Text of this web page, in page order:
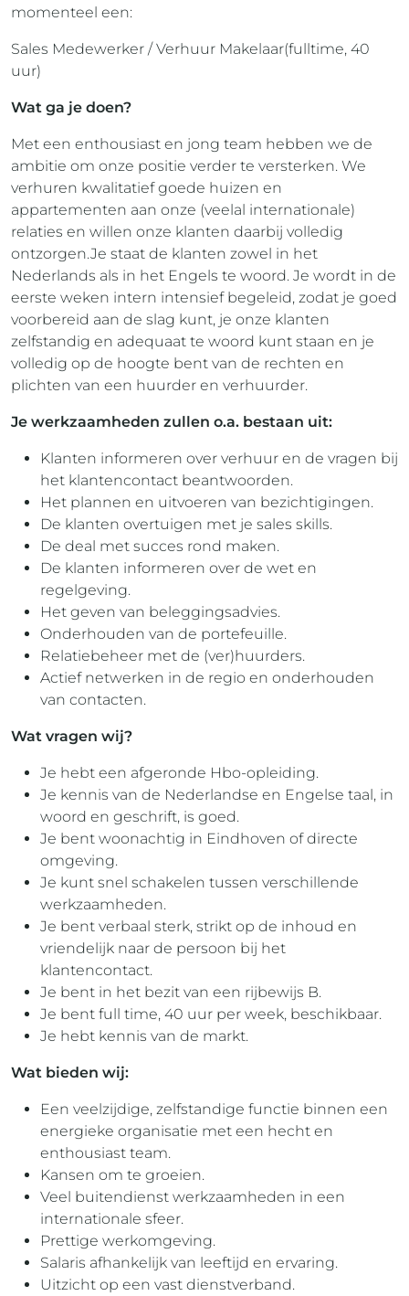
momenteel een:
Sales Medewerker / Verhuur Makelaar(fulltime, 40
uur)
Wat ga je doen?
Met een enthousiast en jong team hebben we de
ambitie om onze positie verder te versterken. We
verhuren kwalitatief goede huizen en
appartementen aan onze (veelal internationale)
relaties en willen onze klanten daarbij volledig
ontzorgen.Je staat de klanten zowel in het
Nederlands als in het Engels te woord. Je wordt in de
eerste weken intern intensief begeleid, zodat je goed
voorbereid aan de slag kunt, je onze klanten
zelfstandig en adequaat te woord kunt staan en je
volledig op de hoogte bent van de rechten en
plichten van een huurder en verhuurder.
Je werkzaamheden zullen o.a. bestaan uit:
Klanten informeren over verhuur en de vragen bij
het klantencontact beantwoorden.
Het plannen en uitvoeren van bezichtigingen.
De klanten overtuigen met je sales skills.
De deal met succes rond maken.
De klanten informeren over de wet en
regelgeving.
Het geven van beleggingsadvies.
Onderhouden van de portefeuille.
Relatiebeheer met de (ver)huurders.
Actief netwerken in de regio en onderhouden
van contacten.
Wat vragen wij?
Je hebt een afgeronde Hbo-opleiding.
Je kennis van de Nederlandse en Engelse taal, in
woord en geschrift, is goed.
Je bent woonachtig in Eindhoven of directe
omgeving.
Je kunt snel schakelen tussen verschillende
werkzaamheden.
Je bent verbaal sterk, strikt op de inhoud en
vriendelijk naar de persoon bij het
klantencontact.
Je bent in het bezit van een rijbewijs B.
Je bent full time, 40 uur per week, beschikbaar.
Je hebt kennis van de markt.
Wat bieden wij:
Een veelzijdige, zelfstandige functie binnen een
energieke organisatie met een hecht en
enthousiast team.
Kansen om te groeien.
Veel buitendienst werkzaamheden in een
internationale sfeer.
Prettige werkomgeving.
Salaris afhankelijk van leeftijd en ervaring.
Uitzicht op een vast dienstverband.